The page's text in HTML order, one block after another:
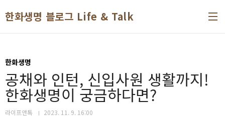
한화생명 블로그 Life & Talk
한화생명
공채와 인턴, 신입사원 생활까지!
한화생명이 궁금하다면?
라이프앤톡 2023. 11. 9. 16:00